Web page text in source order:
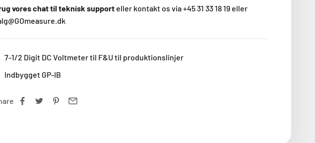
vores chat til teknisk support eller kontakt os via +45 31 33 18 19 eller
7-1/2 Digit DC Voltmeter til F&U til produktionslinjer
Indbygget GP-IB